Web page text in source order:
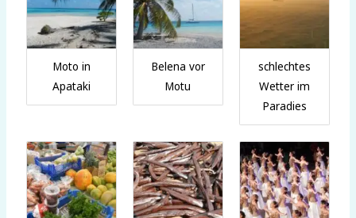
Moto in
Apataki
Belena vor
Motu
schlechtes
Wetter im
Paradies